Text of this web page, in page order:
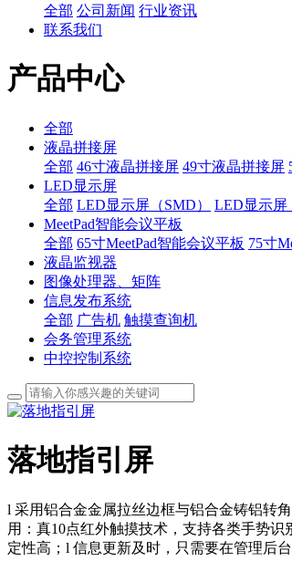
全部 公司新闻 行业资讯
联系我们
产品中心
全部
液晶拼接屏
全部 46寸液晶拼接屏 49寸液晶拼接屏
LED显示屏
全部 LED显示屏（SMD）
LED显示屏
MeetPad智能会议平板
全部 65寸MeetPad智能会议平板 75寸
液晶监视器
图像处理器、矩阵
信息发布系统
全部 广告机 触摸查询机
会务管理系统
中控控制系统
落地指引屏
l 采用铝合金金属拉丝边框与铝合金铸铝转
用：真10点红外触摸技术，支持各类手势
定性高；l 信息更新及时，只需要在管理后